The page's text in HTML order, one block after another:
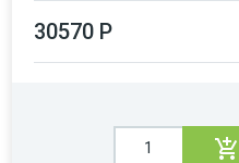
30570 Р